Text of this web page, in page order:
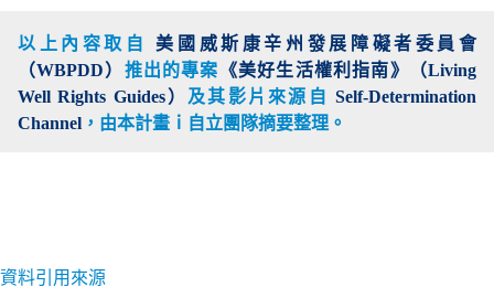
以上內容取自美國威斯康辛州發展障礙者委員會
（WBPDD） 推出的專案 《美好生活權利指南》（Living
Well Rights Guides） 及其影片來源自 Self-Determination
Channel ，由本計畫 ｉ自立團隊摘要整理。
資料引用來源